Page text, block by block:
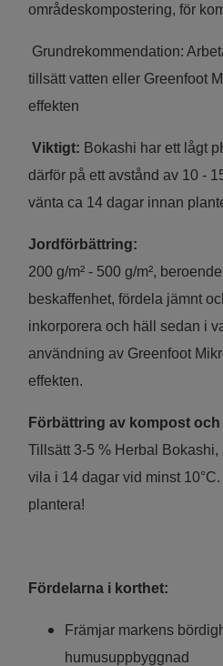
områdeskompostering, för
Grundrekommendation:
tillsätt vatten eller Greenfoot
effekten
Viktigt: Bokashi har ett lågt
därför på ett avstånd av 10 -
vänta ca 14 dagar innan
Jordförbättring:
200 g/m² - 500 g/m²,
beskaffenhet, fördela jämnt
inkorporera och häll sedan i
användning av Greenfoot
effekten.
Förbättring av kompost
Tillsätt 3-5 % Herbal
vila i 14 dagar vid minst
plantera!
Fördelarna i korthet:
Främjar markens
humusuppbyggnad